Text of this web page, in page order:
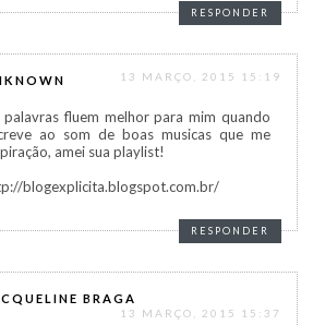
RESPONDER
13 MARÇO, 2015 15:19
palavras fluem melhor para mim quando
ao som de boas musicas que me
amei sua playlist!
blogexplicita.blogspot.com.br/
RESPONDER
BRAGA
13 MARÇO, 2015 15:37